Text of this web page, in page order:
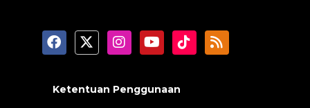
Ketentuan Penggunaan